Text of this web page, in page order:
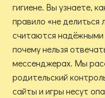
гигиене. Вы узнаете,
правило «не делиться
считаются надёжными
почему нельзя
мессенджерах. Мы
родительский
сайты и игры несут